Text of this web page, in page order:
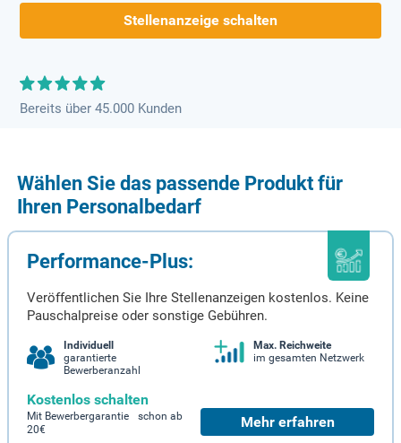
Stellenanzeige schalten
Bereits über 45.000 Kunden
Wählen Sie das passende Produkt für
Ihren Personalbedarf
Performance-Plus:
Veröffentlichen Sie Ihre Stellenanzeigen kostenlos. Keine
Pauschalpreise oder sonstige Gebühren.
Individuell
garantierte
Bewerberanzahl
Max. Reichweite
im gesamten Netzwerk
Kostenlos schalten
Mit Bewerbergarantie schon ab
20€
Mehr erfahren